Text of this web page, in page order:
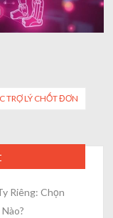
thống ra sao
TRỢ LÝ CHỐT ĐƠN
Riêng: Chọn